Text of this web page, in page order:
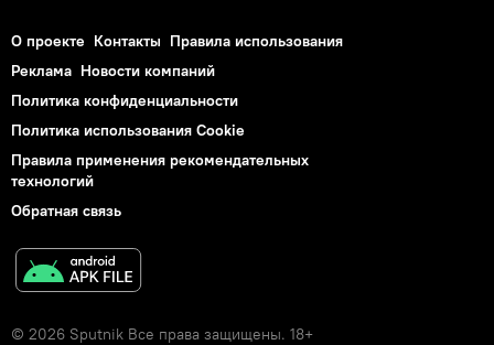
О проекте Контакты Правила использования
Реклама Новости компаний
Политика конфиденциальности
Политика использования Cookie
Правила применения рекомендательных
технологий
Обратная связь
© 2026 Sputnik Все права защищены. 18+